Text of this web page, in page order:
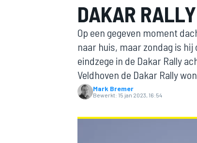
DAKAR
Op een gegeven moment
naar huis, maar zondag is
eindzege in de Dakar Rally
Veldhoven de Dakar Rally won.
Mark Bremer
Bewerkt: 15 jan 2023, 16:54